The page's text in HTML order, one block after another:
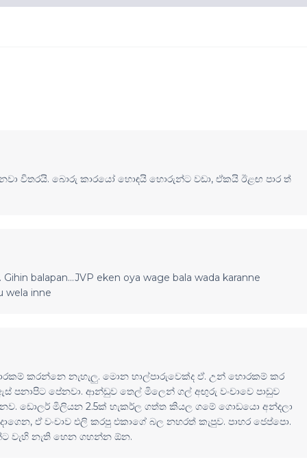
විතරයි. බොරු කාරයෝ හොඳයි හොරුන්ට වඩා, ඒකයි ඊළඟ පාර ත්
balapan...JVP eken oya wage bala wada karanne
wela inne
කරන්නෙ නැහැලු. මොන හාල්පාරුවෙක්ද ඒ. උන් හොරකම් කර
පේනවා. ආන්ඩුව තෙල් මිලෙන් ගල් අඟුරු වංචාවෙ පාඩුව
ඩොලර් මිලියන 2.5ක් හැකර්ල ගත්ත කියල ගමේ ගොඩයො අන්දලා
ඒ වංචාව එලි කරපු එකාගේ බල නහරත් කැපුව. පාහර ජෙප්පො.
වැහි නැති හෙන ගහන්න ඕන.